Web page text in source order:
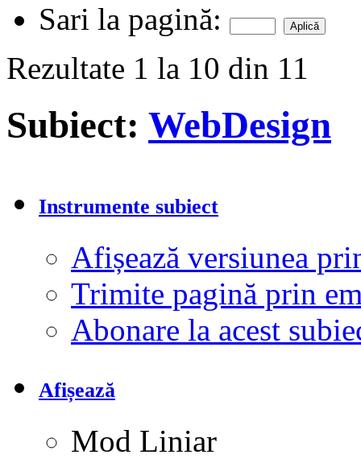
Sari la pagină:
Rezultate 1 la 10 din 11
Subiect: WebDesign
Instrumente subiect
Afișează versiunea
Trimite pagină prin
Abonare la acest
Afișează
Mod Liniar